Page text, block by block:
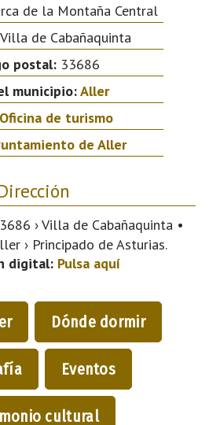
de la Montaña Central
Villa de Cabañaquinta
postal:33686
municipio:Aller
Oficina de turismo
de Aller
› Villa de Cabañaquinta •
› Principado de Asturias.
digital: Pulsa aquí
Dónde dormir
Eventos
cultural